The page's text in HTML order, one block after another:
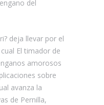
del
deja llevar por el
El timador de
amorosos
sobre
avanza la
de Pernilla,